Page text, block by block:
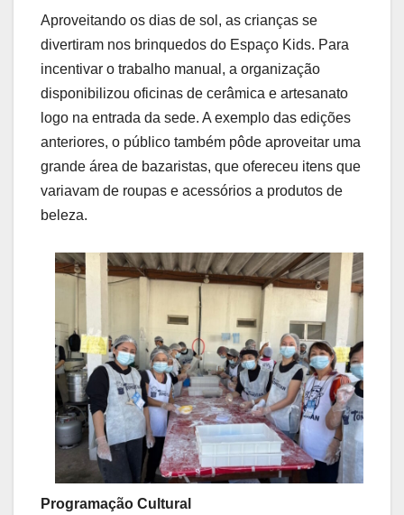
Aproveitando os dias de sol, as crianças se
divertiram nos brinquedos do Espaço Kids. Para
incentivar o trabalho manual, a organização
disponibilizou oficinas de cerâmica e artesanato
logo na entrada da sede. A exemplo das edições
anteriores, o público também pôde aproveitar uma
grande área de bazaristas, que ofereceu itens que
variavam de roupas e acessórios a produtos de
beleza.
Programação Cultural